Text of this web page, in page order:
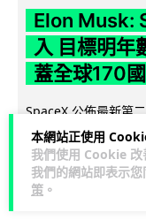
本網站正使用
我們使用 Cookie 改
我們的網站即表示
策 。
Elon Musk:
入 目標明年
蓋全球170國
SpaceX 公佈最新第
季度收入按年飆升
全文
142